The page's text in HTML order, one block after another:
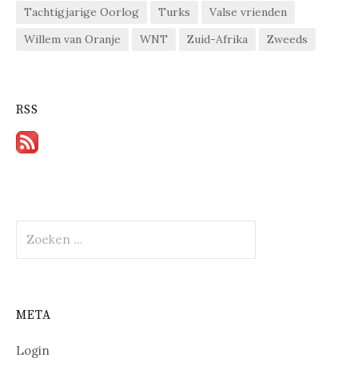
Tachtigjarige Oorlog
Turks
Valse vrienden
Willem van Oranje
WNT Zuid-Afrika Zweeds
RSS
naar:
META
Login